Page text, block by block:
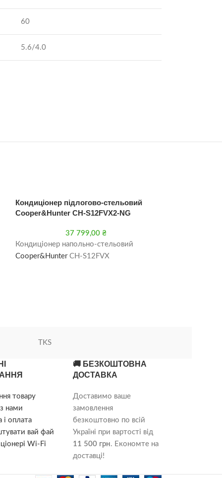
60
5.6/4.0
Кондиціонер підлогово-стельовий
Cooper&Hunter CH-S12FVX2-NG
37 799,00 ₴
Кондиціонер напольно-стельовий
Cooper&HunterCH-S12FVX
TKS
товару
нами
і оплата
вай фай
Wi-Fi
🚚 БЕЗКОШТОВНА
ДОСТАВКА
Доставимо ваше
замовлення
безкоштовно по всій
Україні при вартості від
11 500 грн. Економте на
доставці!